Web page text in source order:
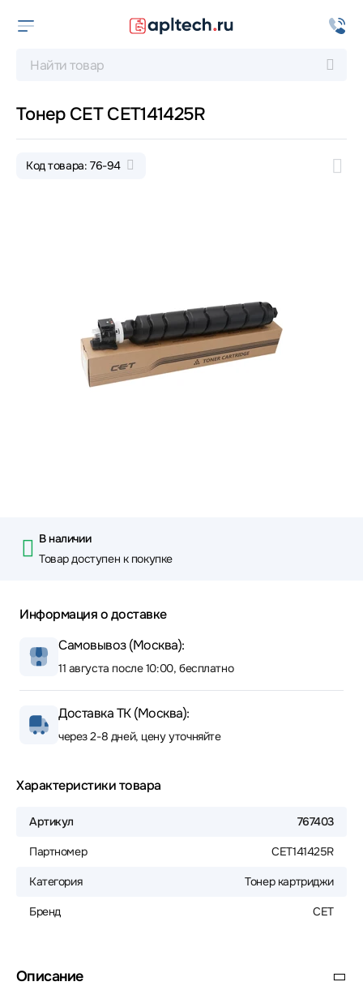
Тонер CET CET141425R
Код товара: 76-94
В наличии
Товар доступен к покупке
Информация о доставке
Самовывоз (Москва):
11 августа после 10:00, бесплатно
Доставка ТК (Москва):
через 2-8 дней, цену уточняйте
Характеристики товара
Артикул 767403
Партномер CET141425R
Категория Тонер картриджи
Бренд CET
Описание